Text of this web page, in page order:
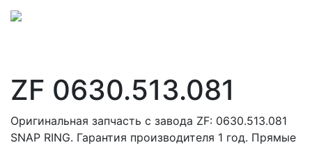
ZF 0630.513.081
Оригинальная запчасть с завода ZF: 0630.513.081
SNAP RING. Гарантия производителя 1 год. Прямые